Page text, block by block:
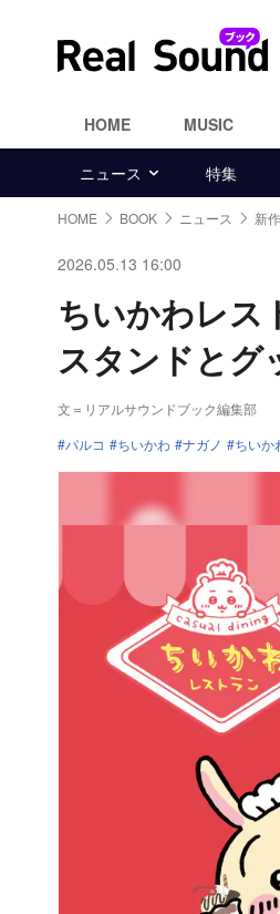
HOME MUSIC
ニュース 特集
HOME BOOK ニュース 新作
2026.05.13 16:00
ちいかわレス
スタンドとグ
文＝リアルサウンドブック編集部
パルコ
ちいかわ ナガノ ちいか